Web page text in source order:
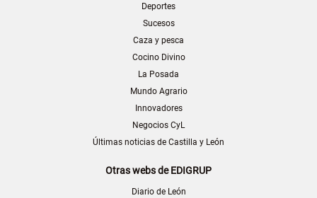
Deportes
Sucesos
Caza y pesca
Cocino Divino
La Posada
Mundo Agrario
Innovadores
Negocios CyL
Últimas noticias de Castilla y León
Otras webs de EDIGRUP
Diario de León